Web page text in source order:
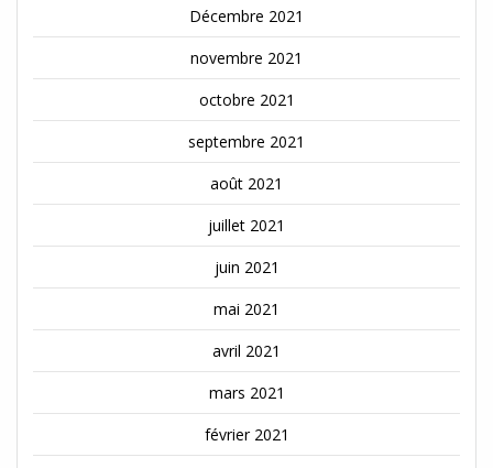
Décembre 2021
novembre 2021
octobre 2021
septembre 2021
août 2021
juillet 2021
juin 2021
mai 2021
avril 2021
mars 2021
février 2021